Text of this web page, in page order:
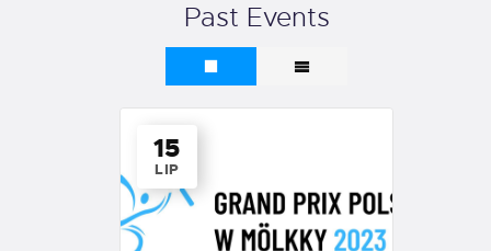
EM 2023
KONTAKT
Past Events
15
LIP